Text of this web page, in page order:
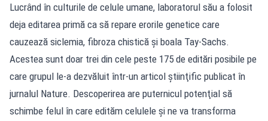
Lucrând în culturile de celule umane, laboratorul său a folosit
deja editarea primă ca să repare erorile genetice care
cauzează siclemia, fibroza chistică şi boala Tay-Sachs.
Acestea sunt doar trei din cele peste 175 de editări posibile pe
care grupul le-a dezvăluit într-un articol ştiinţific publicat în
jurnalul Nature. Descoperirea are puternicul potenţial să
schimbe felul în care edităm celulele şi ne va transforma